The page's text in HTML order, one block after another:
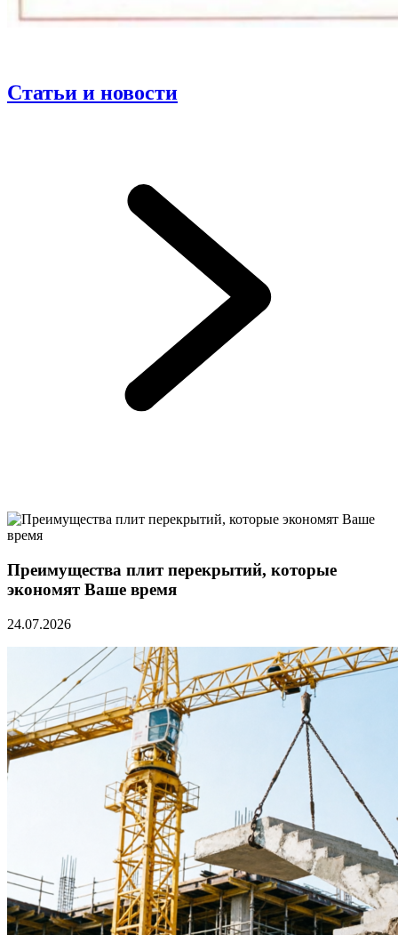
Статьи и новости
Преимущества плит перекрытий, которые
экономят Ваше время
24.07.2026